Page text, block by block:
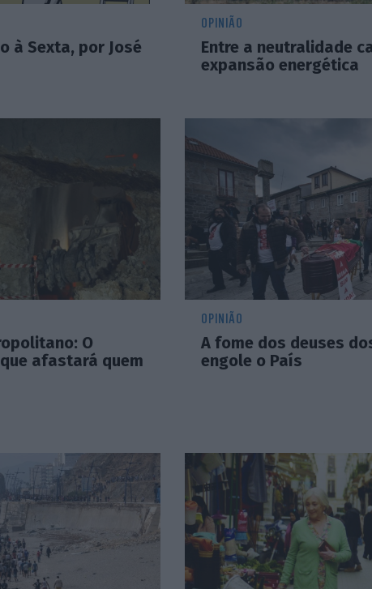
à Sexta, por José
OPINIÃO
Entre a neutralidade
expansão energética
O
afastará quem
OPINIÃO
A fome dos deuses
engole o País